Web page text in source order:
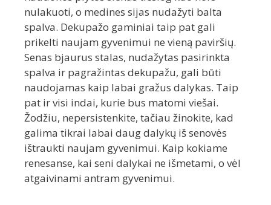
nulakuoti, o medines sijas nudažyti balta
spalva. Dekupažo gaminiai taip pat gali
prikelti naujam gyvenimui ne vieną paviršių.
Senas bjaurus stalas, nudažytas pasirinkta
spalva ir pagražintas dekupažu, gali būti
naudojamas kaip labai gražus dalykas. Taip
pat ir visi indai, kurie bus matomi viešai.
Žodžiu, nepersistenkite, tačiau žinokite, kad
galima tikrai labai daug dalykų iš senovės
ištraukti naujam gyvenimui. Kaip kokiame
renesanse, kai seni dalykai ne išmetami, o vėl
atgaivinami antram gyvenimui.